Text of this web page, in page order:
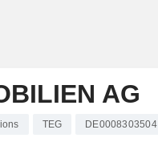
AG
TEG DE0008303504